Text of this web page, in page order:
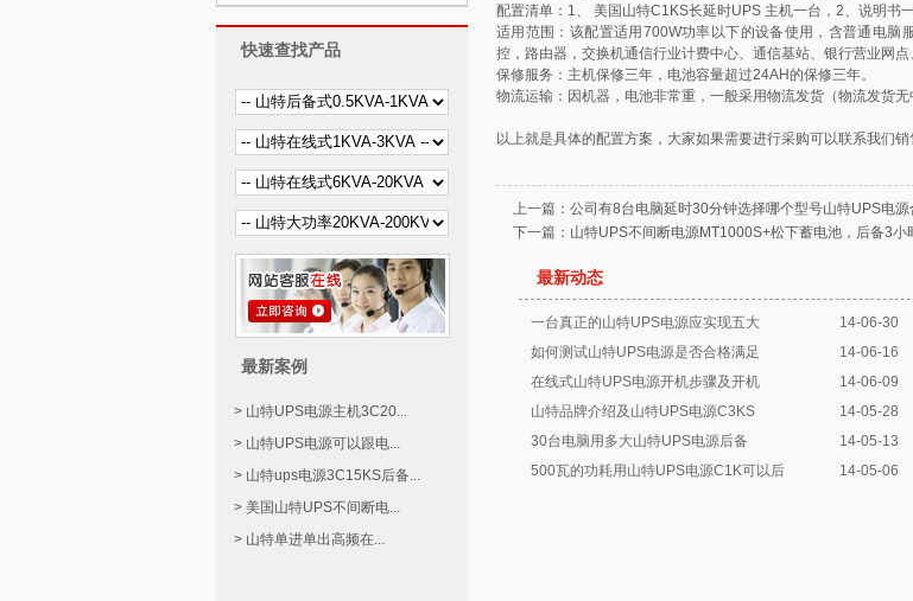
快速查找产品
最新案例
> 山特UPS电源主机3C20...
> 山特UPS电源可以跟电...
> 山特ups电源3C15KS后备...
> 美国山特UPS不间断电...
> 山特单进单出高频在...
配置清单：1、 美国 山特C1KS长延时UPS 主机一台，2、说明书
适用范围：该配置适用700W功率以下的设备使用，含普通电
控，路由器，交换机通信行业计费中心、通信基站、银行营业网
保修服务：主机保修三年，电池容量超过24AH的保修三年。
物流运输：因机器，电池非常重，一般采用物流发货（物流发货无
以上就是具体的配置方案，大家如果需要进行采购可以联系我们销
上一篇： 公司有8台电脑延时30分钟选择哪个型号山特UPS电源
下一篇： 山特UPS不间断电源MT1000S+松下蓄电池，后备3小
最新动态
一台真正的山特UPS电源应实现五大
14-06-30
如何测试山特UPS电源是否合格满足
14-06-16
在线式山特UPS电源开机步骤及开机
14-06-09
山特品牌介绍及山特UPS电源C3KS
14-05-28
30台电脑用多大山特UPS电源后备
14-05-13
500瓦的功耗用山特UPS电源C1K可以后
14-05-06